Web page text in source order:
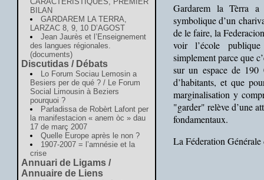
BILAN
GARDAREM LA TERRA,
LARZAC 8, 9, 10 D’AGOST
Jean Jaurès et l’Enseignement
des langues régionales.
(documents)
Discutidas / Débats
Lo Forum Sociau Lemosin a
Besiers per de qué ? / Le Forum
Social Limousin à Beziers
pourquoi ?
Parladissa de Robèrt Lafont per
la manifestacion « anem òc » dau
17 de març 2007
Quelle Europe après le non ?
1907-2007 = l’amnésie et la
crise
Annuari de Ligams /
Annuaire de Liens
Gardarem la Tèrra
symbolique d’un
de le faire, la
voir l’école
simplement parce que
sur un espace de
d’habitants, et que
marginalisation y
"garder" relève d’une
fondamentaux.
La Féderation